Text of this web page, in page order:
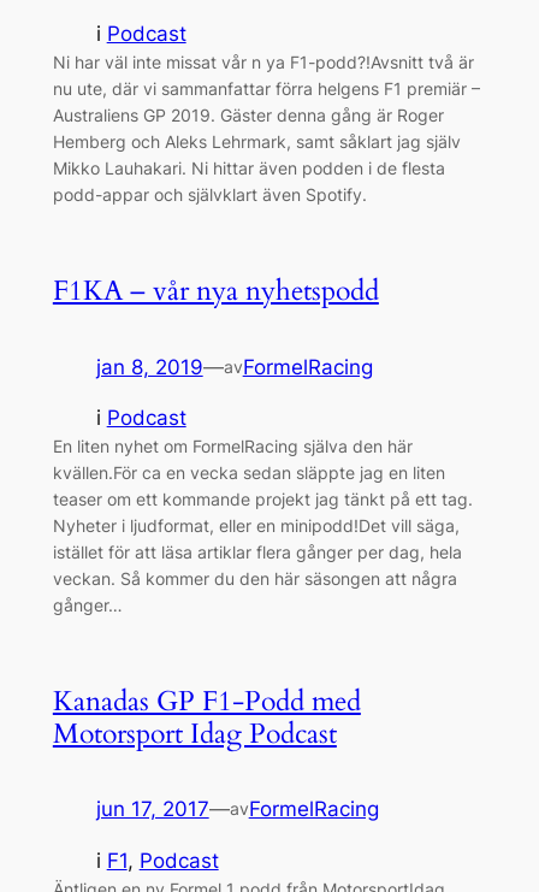
i Podcast
Ni har väl inte missat vår n ya F1-podd?!Avsnitt två är
nu ute, där vi sammanfattar förra helgens F1 premiär –
Australiens GP 2019. Gäster denna gång är Roger
Hemberg och Aleks Lehrmark, samt såklart jag själv
Mikko Lauhakari. Ni hittar även podden i de flesta
podd-appar och självklart även Spotify.
F1KA – vår nya nyhetspodd
jan 8, 2019—avFormelRacing
i Podcast
En liten nyhet om FormelRacing själva den här
kvällen.För ca en vecka sedan släppte jag en liten
teaser om ett kommande projekt jag tänkt på ett tag.
Nyheter i ljudformat, eller en minipodd!Det vill säga,
istället för att läsa artiklar flera gånger per dag, hela
veckan. Så kommer du den här säsongen att några
gånger…
Kanadas GP F1-Podd med
Motorsport Idag Podcast
jun 17, 2017—avFormelRacing
i F1, Podcast